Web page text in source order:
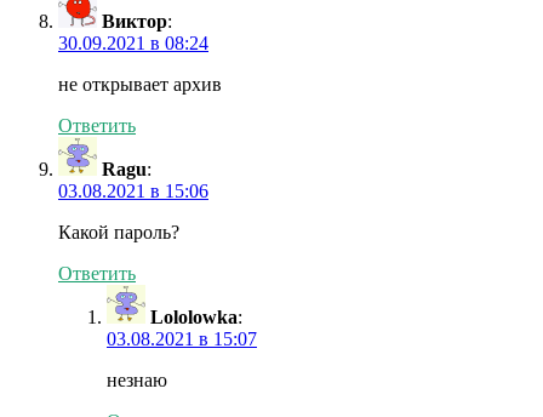
Виктор:
30.09.2021 в 08:24
не открывает архив
Ответить
Ragu:
03.08.2021 в 15:06
Какой пароль?
Ответить
Lololowka:
03.08.2021 в 15:07
незнаю